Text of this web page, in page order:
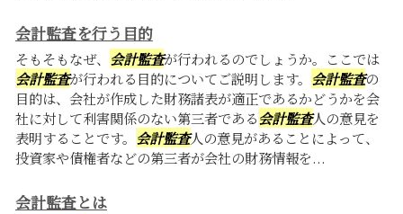
会計監査を行う目的
そもそもなぜ、 会計監査が行われるのでしょうか。ここでは
会計監査が行われる目的についてご説明します。 会計監査の
目的は、会社が作成した財務諸表が適正であるかどうかを会
社に対して利害関係のない第三者である会計監査人の意見を
表明することです。 会計監査人の意見があることによって、
投資家や債権者などの第三者が会社の財務情報を...
会計監査とは